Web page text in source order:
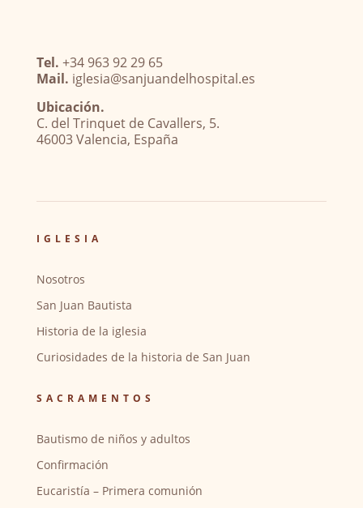
Tel. +34 963 92 29 65
Mail. iglesia@sanjuandelhospital.es
Ubicación.
C. del Trinquet de Cavallers, 5.
46003 Valencia, España
IGLESIA
Nosotros
San Juan Bautista
Historia de la iglesia
Curiosidades de la historia de San Juan
SACRAMENTOS
Bautismo de niños y adultos
Confirmación
Eucaristía – Primera comunión